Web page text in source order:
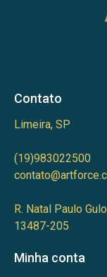
Contato
Limeira, SP
(19)983022500
R. Natal Paulo
13487-205
Minha conta